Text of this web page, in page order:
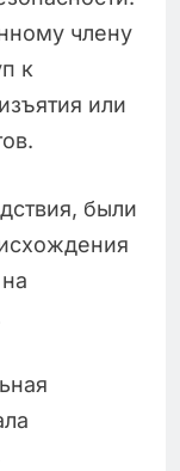
члену
к
или
были